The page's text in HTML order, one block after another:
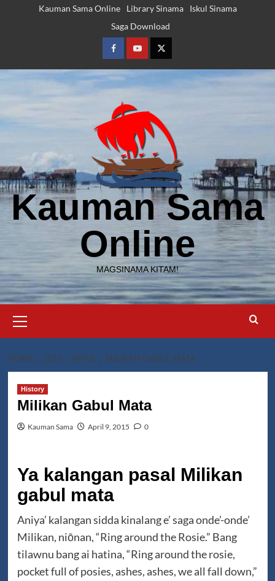
Kauman Sama Online Library Sinama
Iskul Sinama
Saga Download
FacebookYoutubeTwitter
Kauman Sama
Online
MAGSINAMA KITAM!
Menu
HOME 2015 APRIL MILIKAN GABUL MATA
History
Milikan Gabul Mata
Kauman Sama April 9, 2015 0
Ya kalangan pasal Milikan
gabul mata
Aniya’ kalangan sidda kinalang e’ saga onde’-onde’
Milikan, niōnan, “Ring around the Rosie.” Bang
tilawnu bang ai hatina, “Ring around the rosie,
pocket full of posies, ashes, ashes, we all fall down,”